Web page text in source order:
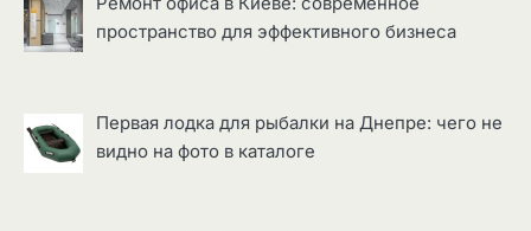
пространство для эффективного бизнеса
Первая лодка для рыбалки на Днепре: чего не
видно на фото в каталоге